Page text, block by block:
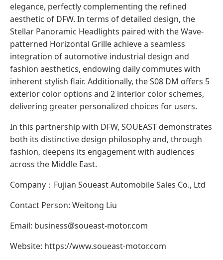
elegance, perfectly complementing the refined
aesthetic of DFW. In terms of detailed design, the
Stellar Panoramic Headlights paired with the Wave-
patterned Horizontal Grille achieve a seamless
integration of automotive industrial design and
fashion aesthetics, endowing daily commutes with
inherent stylish flair. Additionally, the S08 DM offers 5
exterior color options and 2 interior color schemes,
delivering greater personalized choices for users.
In this partnership with DFW, SOUEAST demonstrates
both its distinctive design philosophy and, through
fashion, deepens its engagement with audiences
across the Middle East.
Company：Fujian Soueast Automobile Sales Co., Ltd
Contact Person: Weitong Liu
Email: business@soueast-motor.com
Website: https://www.soueast-motor.com